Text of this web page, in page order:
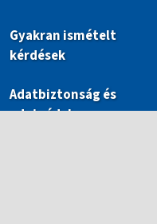
Gyakran ismételt
kérdések
Adatbiztonság és
adatvédelem